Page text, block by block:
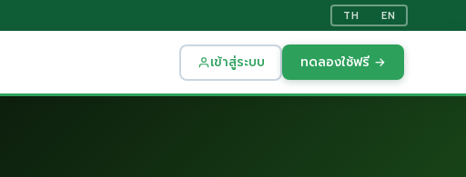
TH EN
เข้าสู่ระบบ ทดลองใช้ฟรี →